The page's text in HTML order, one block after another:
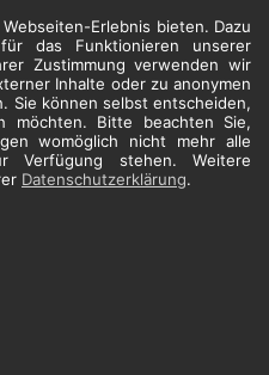
Erlebnis bieten. Dazu
das Funktionieren unserer
Zustimmung verwenden wir
Inhalte oder zu anonymen
Sie können selbst entscheiden,
möchten. Bitte beachten Sie,
womöglich nicht mehr alle
Verfügung stehen. Weitere
Datenschutzerklärung.